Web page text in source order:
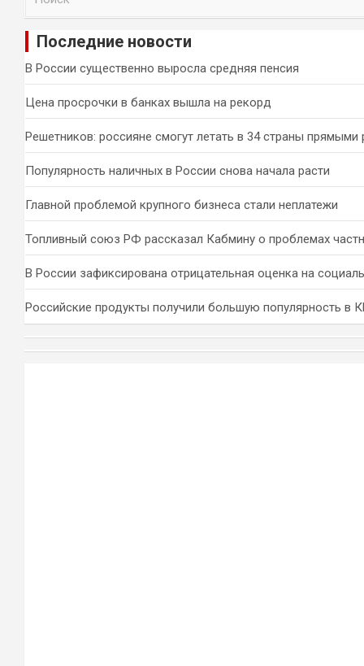
и
Последние новости
В России существенно выросла средняя пенсия
Цена просрочки в банках вышла на рекорд
Решетников: россияне смогут летать в 34 страны прямыми
Популярность наличных в России снова начала расти
Главной проблемой крупного бизнеса стали неплатежи
Топливный союз РФ рассказал Кабмину о проблемах
В России зафиксирована отрицательная оценка на
Российские продукты получили большую популярность в